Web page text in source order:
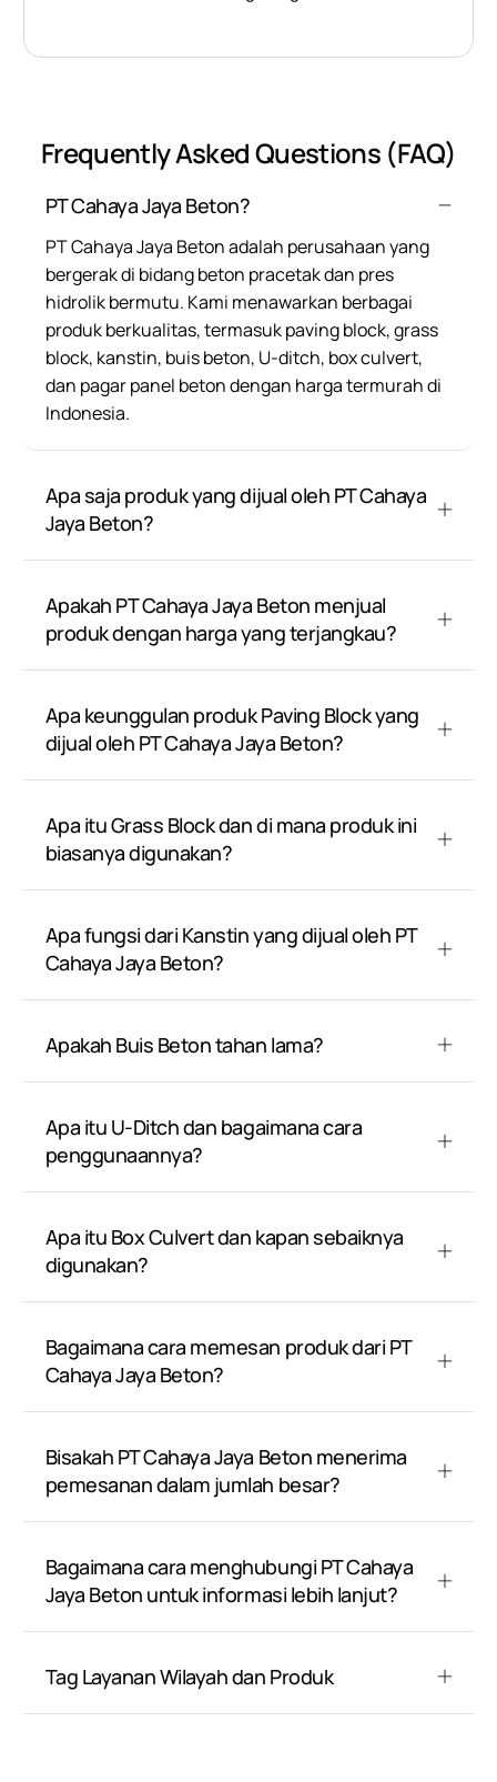
Frequently Asked Questions (FAQ)
PT Cahaya Jaya Beton?
PT Cahaya Jaya Beton adalah perusahaan yang
bergerak di bidang beton pracetak dan pres
hidrolik bermutu. Kami menawarkan berbagai
produk berkualitas, termasuk paving block, grass
block, kanstin, buis beton, U-ditch, box culvert,
dan pagar panel beton dengan harga termurah di
Indonesia.
Apa saja produk yang dijual oleh PT Cahaya
Jaya Beton?
Apakah PT Cahaya Jaya Beton menjual
produk dengan harga yang terjangkau?
Apa keunggulan produk Paving Block yang
dijual oleh PT Cahaya Jaya Beton?
Apa itu Grass Block dan di mana produk ini
biasanya digunakan?
Apa fungsi dari Kanstin yang dijual oleh PT
Cahaya Jaya Beton?
Apakah Buis Beton tahan lama?
Apa itu U-Ditch dan bagaimana cara
penggunaannya?
Apa itu Box Culvert dan kapan sebaiknya
digunakan?
Bagaimana cara memesan produk dari PT
Cahaya Jaya Beton?
Bisakah PT Cahaya Jaya Beton menerima
pemesanan dalam jumlah besar?
Bagaimana cara menghubungi PT Cahaya
Jaya Beton untuk informasi lebih lanjut?
Tag Layanan Wilayah dan Produk